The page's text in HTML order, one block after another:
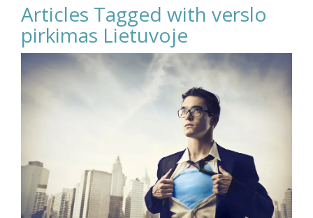
Articles Tagged with verslo
pirkimas Lietuvoje